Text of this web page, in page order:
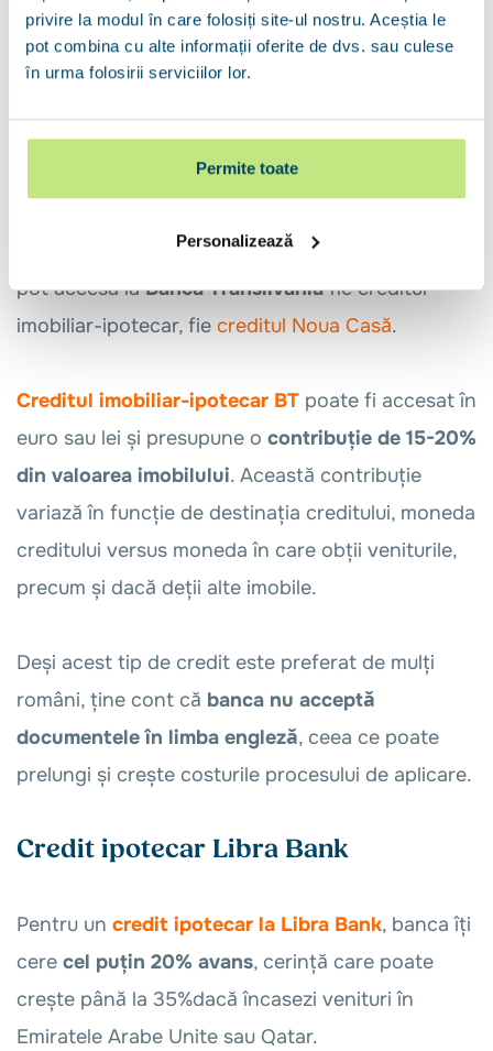
privire la modul în care folosiți site-ul nostru. Aceștia le
pot combina cu alte informații oferite de dvs. sau culese
în urma folosirii serviciilor lor.
Permite toate
Personalizează
UniCredit Bank
BRD
BCR
Credit ipotecar Banca Transilvania
Persoanele cu contract de muncă în străinătate
pot accesa laBanca Transilvaniafie creditul
imobiliar-ipotecar, fie creditul Noua Casă.
Creditul imobiliar-ipotecar BT poate fi accesat în
euro sau lei și presupune o contribuție de 15-20%
din valoarea imobilului. Această contribuție
variază în funcție de destinația creditului, moneda
creditului versus moneda în care obții veniturile,
precum și dacă deții alte imobile.
Deși acest tip de credit este preferat de mulți
români, ține cont că banca nu acceptă
documentele în limba engleză, ceea ce poate
prelungi și crește costurile procesului de aplicare.
Credit ipotecar Libra Bank
Pentru un credit ipotecar la Libra Bank, banca îți
cere cel puțin 20% avans, cerință care poate
crește până la 35%dacă încasezi venituri în
Emiratele Arabe Unite sau Qatar.